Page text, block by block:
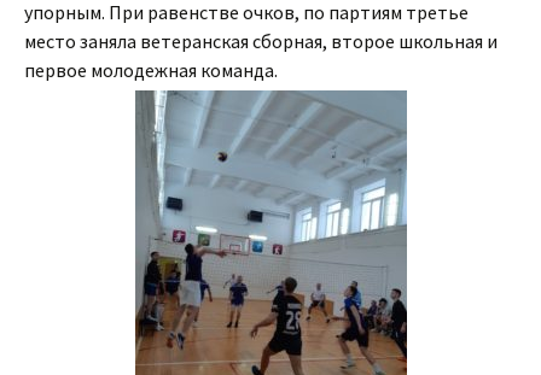
упорным. При равенстве очков, по партиям третье
место заняла ветеранская сборная, второе школьная и
первое молодежная команда.